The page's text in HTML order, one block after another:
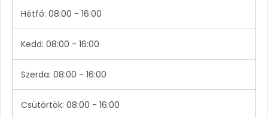
Hétfő: 08:00 - 16:00
Kedd: 08:00 - 16:00
Szerda: 08:00 - 16:00
Csütörtök: 08:00 - 16:00